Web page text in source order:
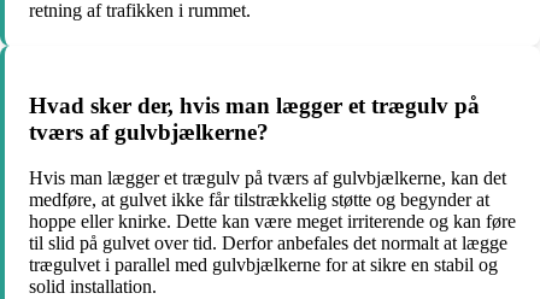
retning af trafikken i rummet.
Hvad sker der, hvis man lægger et trægulv på
tværs af gulvbjælkerne?
Hvis man lægger et trægulv på tværs af gulvbjælkerne, kan det
medføre, at gulvet ikke får tilstrækkelig støtte og begynder at
hoppe eller knirke. Dette kan være meget irriterende og kan føre
til slid på gulvet over tid. Derfor anbefales det normalt at lægge
trægulvet i parallel med gulvbjælkerne for at sikre en stabil og
solid installation.